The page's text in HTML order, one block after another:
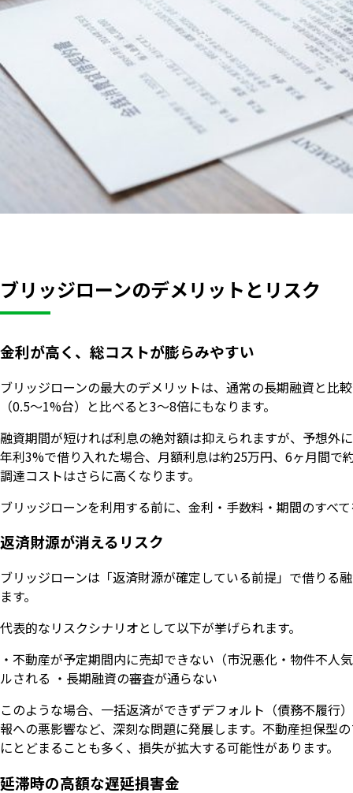
ブリッジローンのデメリットとリスク
金利が高く、総コストが膨らみやすい
ブリッジローンの最大のデメリットは、通常の長期融資と比
（0.5〜1%台）と比べると3〜8倍にもなります。
融資期間が短ければ利息の絶対額は抑えられますが、予想外
年利3%で借り入れた場合、月額利息は約25万円、6ヶ月間で
調達コストはさらに高くなります。
ブリッジローンを利用する前に、金利・手数料・期間のすべ
返済財源が消えるリスク
ブリッジローンは「返済財源が確定している前提」で借りる
ます。
代表的なリスクシナリオとして以下が挙げられます。
・不動産が予定期間内に売却できない（市況悪化・物件不
ルされる ・長期融資の審査が通らない
このような場合、一括返済ができずデフォルト（債務不履行
報への悪影響など、深刻な問題に発展します。不動産担保型
にとどまることも多く、損失が拡大する可能性があります。
延滞時の高額な遅延損害金